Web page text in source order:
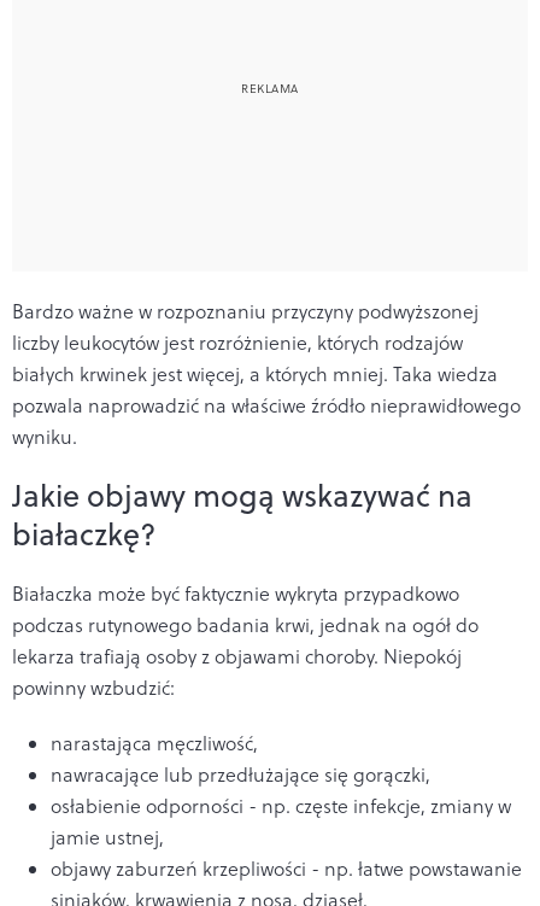
Bardzo ważne w rozpoznaniu przyczyny podwyższonej
liczby leukocytów jest rozróżnienie, których rodzajów
białych krwinek jest więcej, a których mniej. Taka wiedza
pozwala naprowadzić na właściwe źródło nieprawidłowego
wyniku.
Jakie objawy mogą wskazywać na
białaczkę?
Białaczka może być faktycznie wykryta przypadkowo
podczas rutynowego badania krwi, jednak na ogół do
lekarza trafiają osoby z objawami choroby. Niepokój
powinny wzbudzić:
narastająca męczliwość,
nawracające lub przedłużające się gorączki,
osłabienie odporności - np. częste infekcje, zmiany w
jamie ustnej,
objawy zaburzeń krzepliwości - np. łatwe powstawanie
siniaków, krwawienia z nosa, dziąseł,